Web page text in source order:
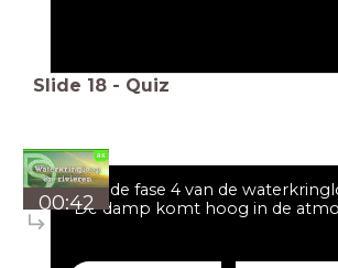
Slide 18 - Quiz
00:42
Bij de fase 4 van de
De damp komt hoog in de